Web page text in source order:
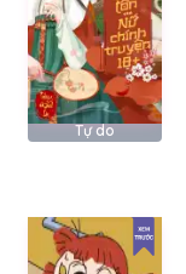
Tự do